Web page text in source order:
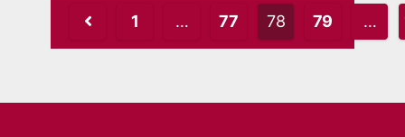
Posts
pagination
1 … 77 78 79 …